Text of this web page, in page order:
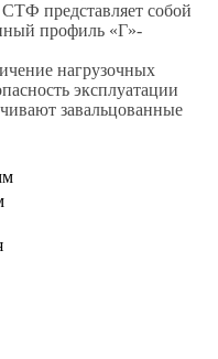
представляет собой
профиль «Г»-
нагрузочных
эксплуатации
завальцованные